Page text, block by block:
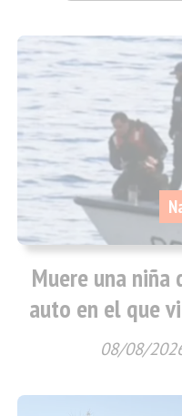
Muere una niña
auto en el que
08/08/